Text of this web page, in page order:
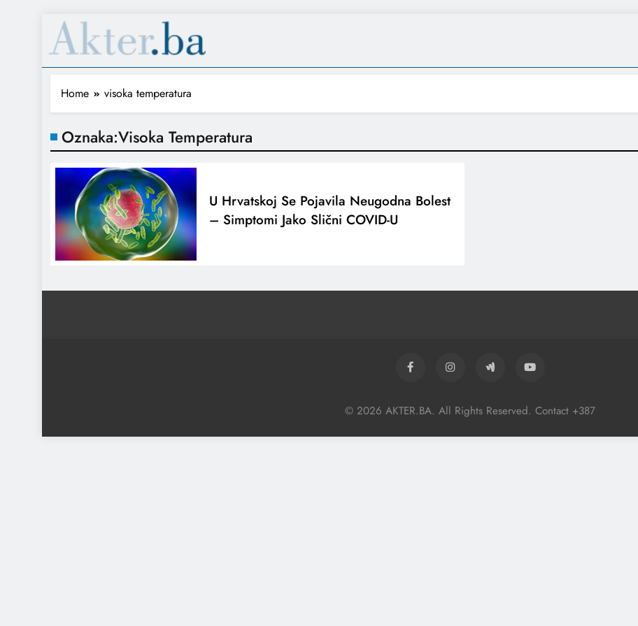
Home visoka temperatura
Oznaka:Visoka Temperatura
U Hrvatskoj Se Pojavila Neugodna Bolest
– Simptomi Jako Slični COVID-U
© 2026 AKTER.BA. All Rights Reserved. Contact +387